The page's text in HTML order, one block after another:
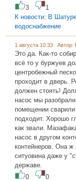
3
1
К новости: В
водоснабжение
1 августа 10:33 Автор:
Это да. Как-то
всё то у буржуев
центробежный
проходит в дверь.
должен стоять!
насос мы
помещении
подходит. Хорошо
как звали.
насос в другом
контейнеров. Она
ситуовина даже у
державе.
0
0